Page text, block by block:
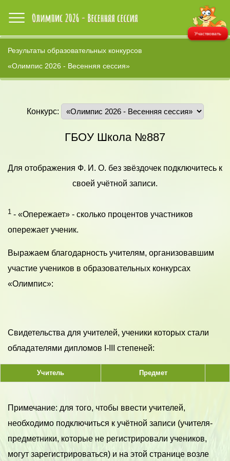
Участвовать
Результаты образовательных конкурсов
«Олимпис 2026 - Весенняя сессия»
Конкурс:
ГБОУ Школа №887
Для отображения Ф. И. О. без звёздочек подключитесь к
своей учётной записи.
1 - «Опережает» - сколько процентов участников
опережает ученик.
Выражаем благодарность учителям, организовавшим
участие учеников в образовательных конкурсах
«Олимпис»:
Свидетельства для учителей, ученики которых стали
обладателями дипломов I-III степеней:
Учитель Предмет
Примечание: для того, чтобы ввести учителей,
необходимо подключиться к учётной записи (учителя-
предметники, которые не регистрировали учеников,
могут зарегистрироваться) и на этой странице возле